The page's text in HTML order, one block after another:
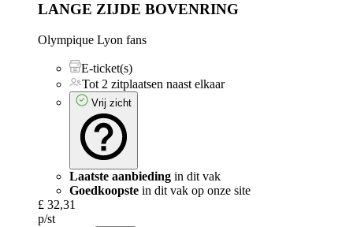
LANGE ZIJDE BOVENRING
Olympique Lyon fans
E-ticket(s)
Tot 2 zitplaatsen naast elkaar
Vrij zicht
Laatste aanbieding in dit vak
Goedkoopste in dit vak op onze site
£ 32,31
p/st